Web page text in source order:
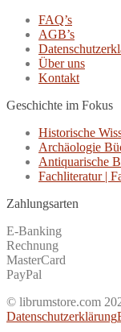
FAQ’s
AGB’s
Über uns
Kontakt
Geschichte im Fokus
Historische
Archäologie
Antiquarische
Fachliteratur |
Zahlungsarten
E-Banking
Rechnung
MasterCard
PayPal
© librumstore.com
Datenschutzerklärung